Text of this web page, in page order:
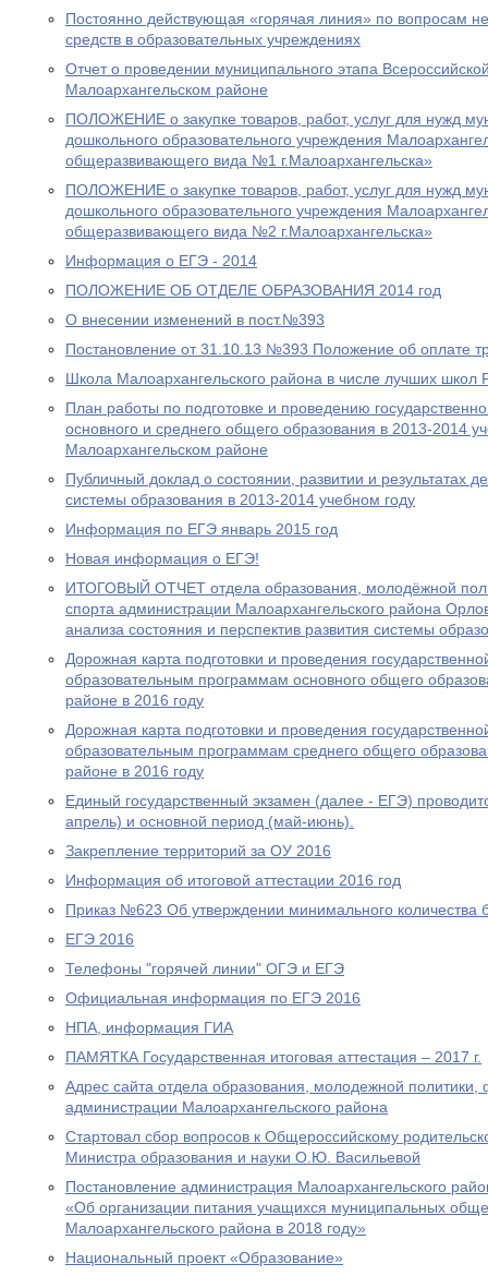
Постоянно действующая «горячая линия» по вопросам
средств в образовательных учреждениях
Отчет о проведении муниципального этапа
Малоархангельском районе
ПОЛОЖЕНИЕ о закупке товаров, работ, услуг для нужд
дошкольного образовательного учреждения
общеразвивающего вида №1 г.Малоархангельска»
ПОЛОЖЕНИЕ о закупке товаров, работ, услуг для нужд
дошкольного образовательного учреждения
общеразвивающего вида №2 г.Малоархангельска»
Информация о ЕГЭ - 2014
ПОЛОЖЕНИЕ ОБ ОТДЕЛЕ ОБРАЗОВАНИЯ 2014 год
О внесении изменений в пост.№393
Постановление от 31.10.13 №393 Положение об оплате
Школа Малоархангельского района в числе лучших школ
План работы по подготовке и проведению
основного и среднего общего образования в 2013-2014
Малоархангельском районе
Публичный доклад о состоянии, развитии и результатах
системы образования в 2013-2014 учебном году
Информация по ЕГЭ январь 2015 год
Новая информация о ЕГЭ!
ИТОГОВЫЙ ОТЧЕТ отдела образования, молодёжной
спорта администрации Малоархангельского района
анализа состояния и перспектив развития системы
Дорожная карта подготовки и проведения
образовательным программам основного общего
районе в 2016 году
Дорожная карта подготовки и проведения
образовательным программам среднего общего
районе в 2016 году
Единый государственный экзамен (далее - ЕГЭ)
апрель) и основной период (май-июнь).
Закрепление территорий за ОУ 2016
Информация об итоговой аттестации 2016 год
Приказ №623 Об утверждении минимального
ЕГЭ 2016
Телефоны "горячей линии" ОГЭ и ЕГЭ
Официальная информация по ЕГЭ 2016
НПА, информация ГИА
ПАМЯТКА Государственная итоговая аттестация – 2017 г.
Адрес сайта отдела образования, молодежной политики,
администрации Малоархангельского района
Стартовал сбор вопросов к Общероссийскому
Министра образования и науки О.Ю. Васильевой
Постановление администрация Малоархангельского
«Об организации питания учащихся муниципальных
Малоархангельского района в 2018 году»
Национальный проект «Образование»